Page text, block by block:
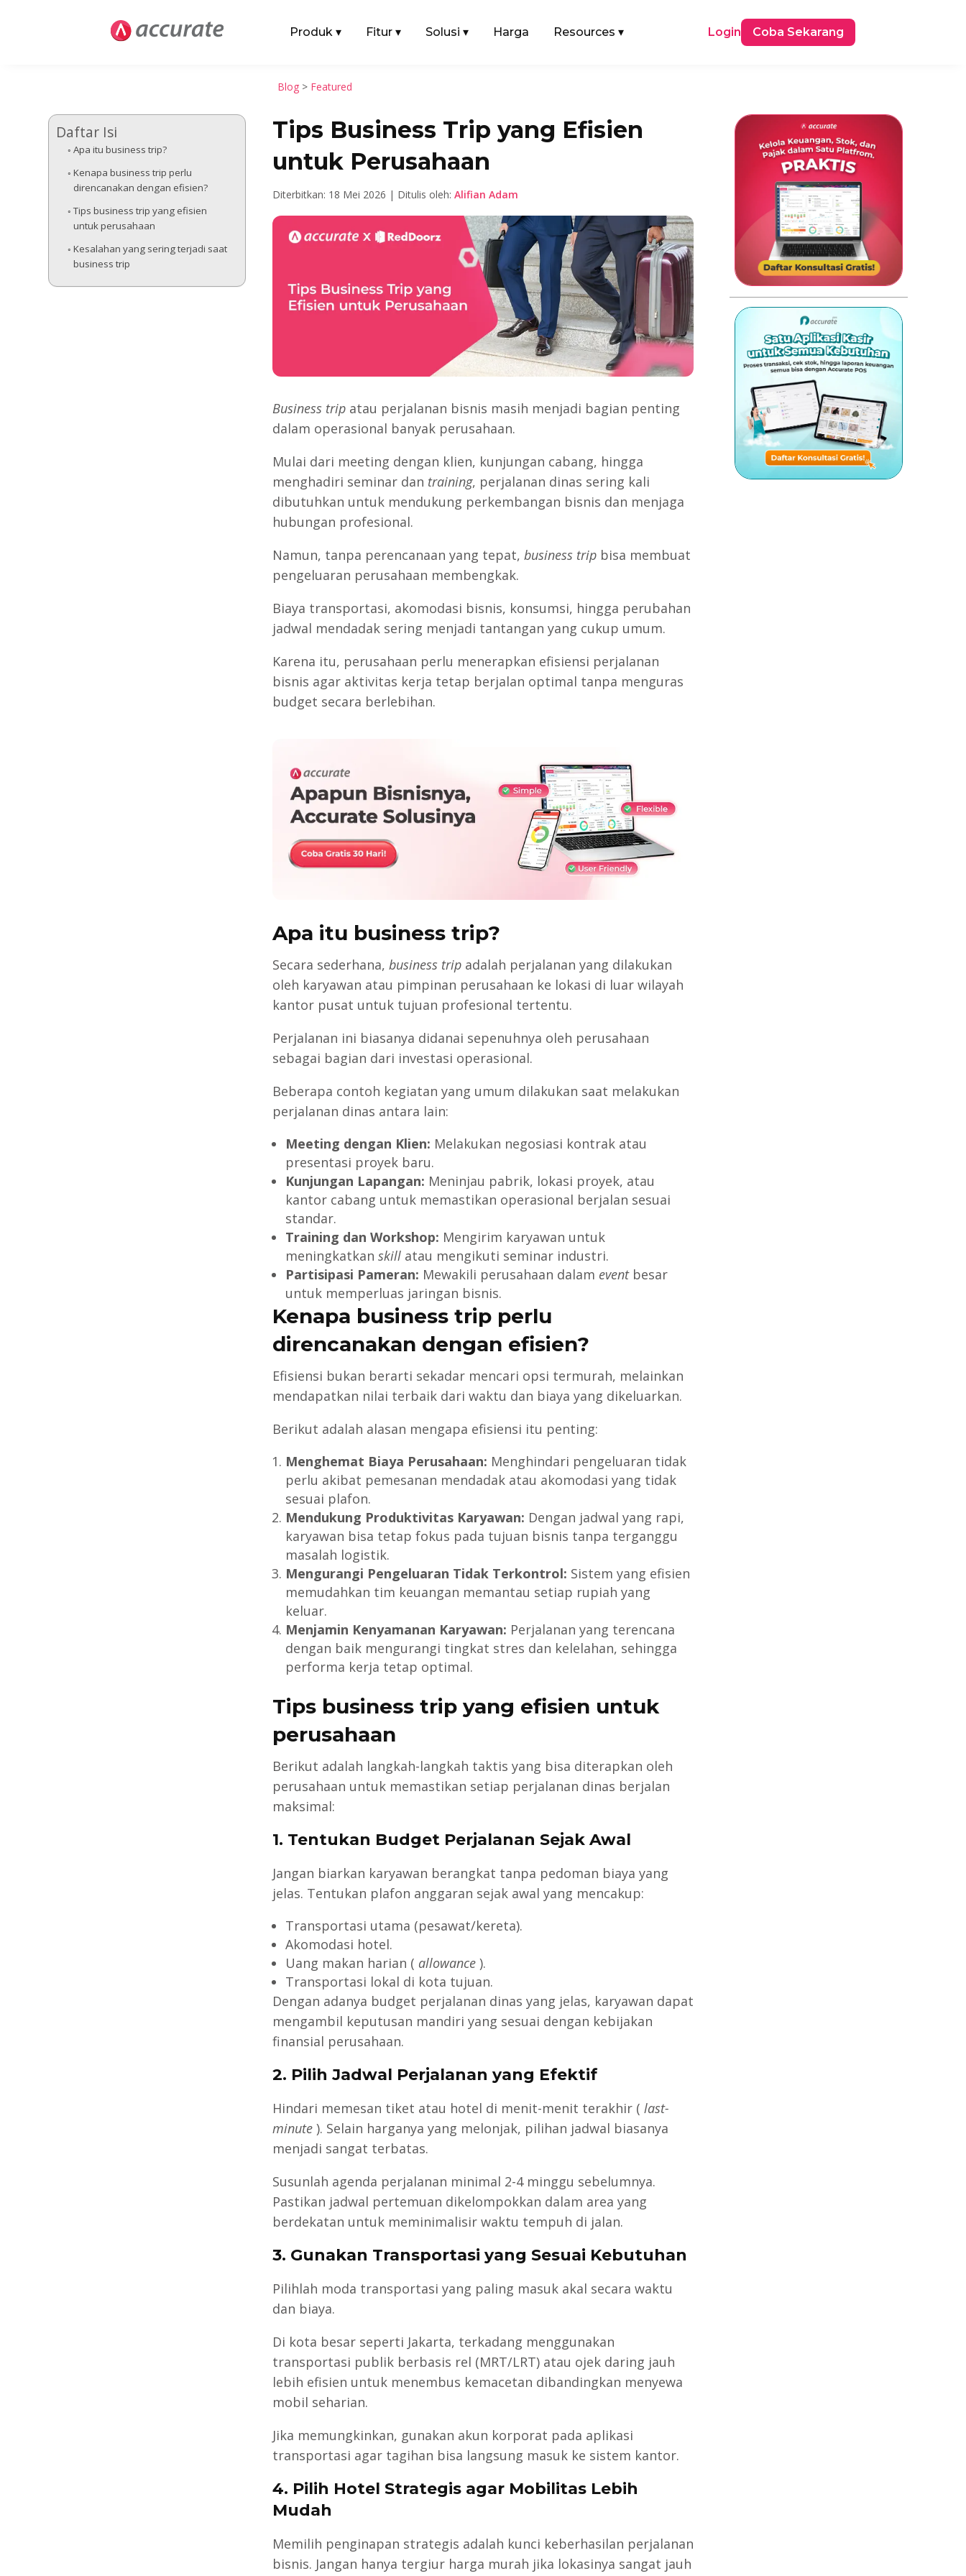
Produk ▾ Fitur ▾ Solusi ▾ Harga Resources ▾ Login Coba Sekarang
Blog > Featured
Daftar Isi
Apa itu business trip?
Kenapa business trip perlu
direncanakan dengan efisien?
Tips business trip yang efisien
untuk perusahaan
Kesalahan yang sering terjadi saat
business trip
Tips Business Trip yang Efisien
untuk Perusahaan
Diterbitkan: 18 Mei 2026 | Ditulis oleh: Alifian Adam
Business trip atau perjalanan bisnis masih menjadi bagian penting
dalam operasional banyak perusahaan.
Mulai dari meeting dengan klien, kunjungan cabang, hingga
menghadiri seminar dan training, perjalanan dinas sering kali
dibutuhkan untuk mendukung perkembangan bisnis dan menjaga
hubungan profesional.
Namun, tanpa perencanaan yang tepat, business trip bisa membuat
pengeluaran perusahaan membengkak.
Biaya transportasi, akomodasi bisnis, konsumsi, hingga perubahan
jadwal mendadak sering menjadi tantangan yang cukup umum.
Karena itu, perusahaan perlu menerapkan efisiensi perjalanan
bisnis agar aktivitas kerja tetap berjalan optimal tanpa menguras
budget secara berlebihan.
Apa itu business trip?
Secara sederhana, business trip adalah perjalanan yang dilakukan
oleh karyawan atau pimpinan perusahaan ke lokasi di luar wilayah
kantor pusat untuk tujuan profesional tertentu.
Perjalanan ini biasanya didanai sepenuhnya oleh perusahaan
sebagai bagian dari investasi operasional.
Beberapa contoh kegiatan yang umum dilakukan saat melakukan
perjalanan dinas antara lain:
Meeting dengan Klien: Melakukan negosiasi kontrak atau
presentasi proyek baru.
Kunjungan Lapangan: Meninjau pabrik, lokasi proyek, atau
kantor cabang untuk memastikan operasional berjalan sesuai
standar.
Training dan Workshop: Mengirim karyawan untuk
meningkatkan skill atau mengikuti seminar industri.
Partisipasi Pameran: Mewakili perusahaan dalam event besar
untuk memperluas jaringan bisnis.
Kenapa business trip perlu
direncanakan dengan efisien?
Efisiensi bukan berarti sekadar mencari opsi termurah, melainkan
mendapatkan nilai terbaik dari waktu dan biaya yang dikeluarkan.
Berikut adalah alasan mengapa efisiensi itu penting:
Menghemat Biaya Perusahaan: Menghindari pengeluaran tidak
perlu akibat pemesanan mendadak atau akomodasi yang tidak
sesuai plafon.
Mendukung Produktivitas Karyawan: Dengan jadwal yang rapi,
karyawan bisa tetap fokus pada tujuan bisnis tanpa terganggu
masalah logistik.
Mengurangi Pengeluaran Tidak Terkontrol: Sistem yang efisien
memudahkan tim keuangan memantau setiap rupiah yang
keluar.
Menjamin Kenyamanan Karyawan: Perjalanan yang terencana
dengan baik mengurangi tingkat stres dan kelelahan, sehingga
performa kerja tetap optimal.
Tips business trip yang efisien untuk
perusahaan
Berikut adalah langkah-langkah taktis yang bisa diterapkan oleh
perusahaan untuk memastikan setiap perjalanan dinas berjalan
maksimal:
1. Tentukan Budget Perjalanan Sejak Awal
Jangan biarkan karyawan berangkat tanpa pedoman biaya yang
jelas. Tentukan plafon anggaran sejak awal yang mencakup:
Transportasi utama (pesawat/kereta).
Akomodasi hotel.
Uang makan harian ( allowance ).
Transportasi lokal di kota tujuan.
Dengan adanya budget perjalanan dinas yang jelas, karyawan dapat
mengambil keputusan mandiri yang sesuai dengan kebijakan
finansial perusahaan.
2. Pilih Jadwal Perjalanan yang Efektif
Hindari memesan tiket atau hotel di menit-menit terakhir ( last-
minute ). Selain harganya yang melonjak, pilihan jadwal biasanya
menjadi sangat terbatas.
Susunlah agenda perjalanan minimal 2-4 minggu sebelumnya.
Pastikan jadwal pertemuan dikelompokkan dalam area yang
berdekatan untuk meminimalisir waktu tempuh di jalan.
3. Gunakan Transportasi yang Sesuai Kebutuhan
Pilihlah moda transportasi yang paling masuk akal secara waktu
dan biaya.
Di kota besar seperti Jakarta, terkadang menggunakan
transportasi publik berbasis rel (MRT/LRT) atau ojek daring jauh
lebih efisien untuk menembus kemacetan dibandingkan menyewa
mobil seharian.
Jika memungkinkan, gunakan akun korporat pada aplikasi
transportasi agar tagihan bisa langsung masuk ke sistem kantor.
4. Pilih Hotel Strategis agar Mobilitas Lebih
Mudah
Memilih penginapan strategis adalah kunci keberhasilan perjalanan
bisnis. Jangan hanya tergiur harga murah jika lokasinya sangat jauh